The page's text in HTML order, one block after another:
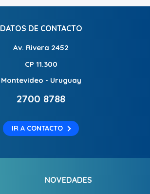
DATOS DE CONTACTO
Av. Rivera 2452
CP 11.300
Montevideo - Uruguay
2700 8788
IR A CONTACTO
NOVEDADES